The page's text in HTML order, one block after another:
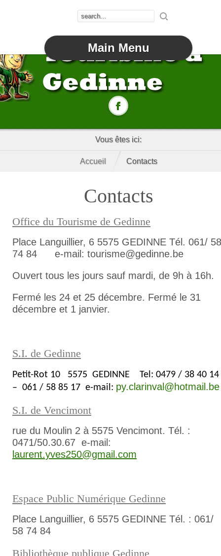
Main Menu
Vous êtes ici:
Accueil Contacts
Contacts
Office du Tourisme de Gedinne
Place Languillier, 6 5575 GEDINNE Tél. 061/ 58
74 84 e-mail: tourisme@gedinne.be
Ouvert tous les jours sauf mardi, de 9h à 16h.
Fermé les 24 et 25 décembre. Fermé le 31
décembre et 1 janvier.
S.I. de Gedinne
Petit-Rot 10 5575 GEDINNE Tel: 0479 / 38 40 14
– 061 / 58 85 17 e-mail: py.clarinval@hotmail.be
S.I. de Vencimont
rue du Moulin 2 à 5575 Vencimont. Tél. :
0471/50.30.67 e-mail:
laurent.yves250@gmail.com
Espace Public Numérique Gedinne
Place Languillier, 6 5575 GEDINNE Tél. : 061/
58 74 84
Bibliothèque publique Gedinne